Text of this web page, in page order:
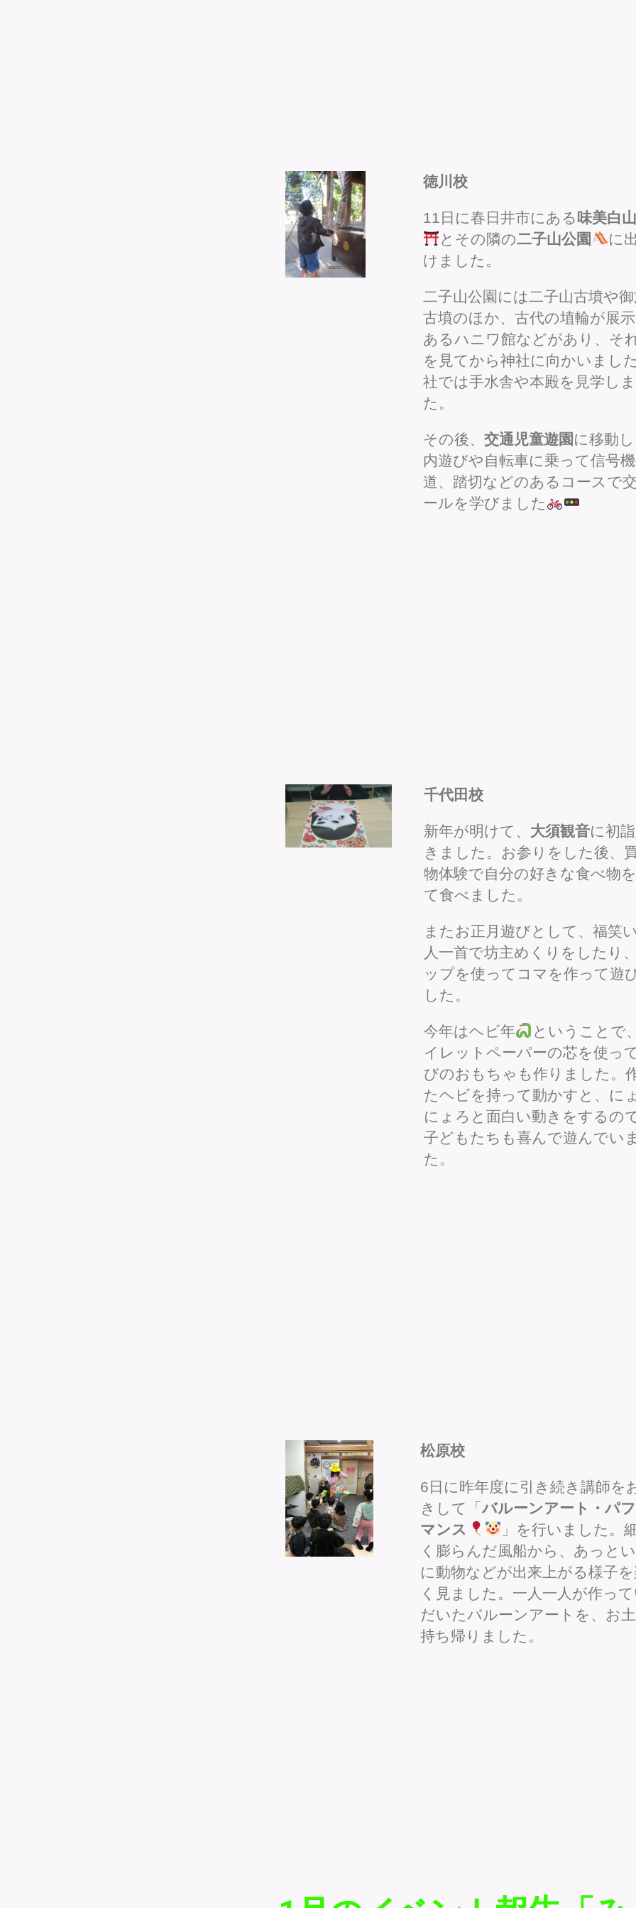
徳川校
11日に春日井市にある 味美白
とその隣の 二子山公園
に
けました。
二子山公園には二子山古墳や
古墳のほか、古代の埴輪が展
あるハニワ館などがあり、そ
を見てから神社に向かいまし
社では手水舎や本殿を見学し
た。
その後、 交通児童遊園 に移動
内遊びや自転車に乗って信号
道、踏切などのあるコースで
ールを学びました
千代田校
新年が明けて、 大須観音に初
きました。お参りをした後、
物体験で自分の好きな食べ物
て食べました。
またお正月遊びとして、福笑
人一首で坊主めくりをしたり
ップを使ってコマを作って遊
した。
今年はヘビ年
ということで
イレットペーパーの芯を使っ
びのおもちゃも作りました。
たヘビを持って動かすと、に
にょろと面白い動きをするので
子どもたちも喜んで遊んでい
た。
松原校
6日に昨年度に引き続き講師を
きして「バルーンアート・パ
マンス
」を行いました。
く膨らんだ風船から、あっと
に動物などが出来上がる様子を
く見ました。一人一人が作って
だいたバルーンアートを、お
持ち帰りました。